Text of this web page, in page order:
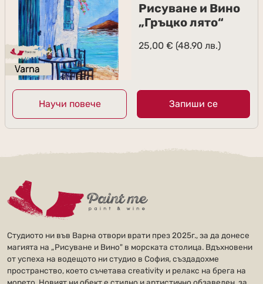
Рисуване и Вино
„Гръцко лято“
25,00 € (48.90 лв.)
Научи повече Запиши се
Студиото ни във Варна отвори врати през 2025г., за да донесе
магията на „Рисуване и Вино" в морската столица. Вдъхновени
от успеха на водещото ни студио в София, създадохме
пространство, което съчетава creativity и релакс на брега на